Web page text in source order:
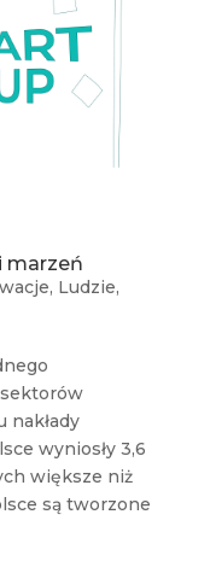
marzeń
, Ludzie,
nakłady
wyniosły 3,6
większe niż
są tworzone